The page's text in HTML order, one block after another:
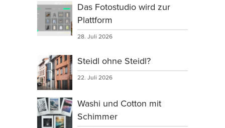
Das Fotostudio wird zur
Plattform
28. Juli 2026
Steidl ohne Steidl?
22. Juli 2026
Washi und Cotton mit
Schimmer